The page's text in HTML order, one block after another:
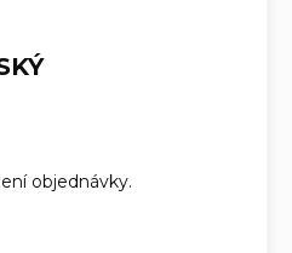
objednávky.